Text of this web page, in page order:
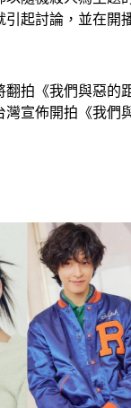
引起討論，並在開
翻拍《我們與惡的
灣宣佈開拍《我們